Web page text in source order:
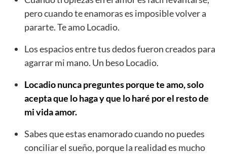
pero cuando te enamoras es imposible volver a
pararte. Te amo Locadio.
Los espacios entre tus dedos fueron creados para
agarrar mi mano. Un beso Locadio.
Locadio nunca preguntes porque te amo, solo
acepta que lo haga y que lo haré por el resto de
mi vida amor.
Sabes que estas enamorado cuando no puedes
conciliar el sueño, porque la realidad es mucho